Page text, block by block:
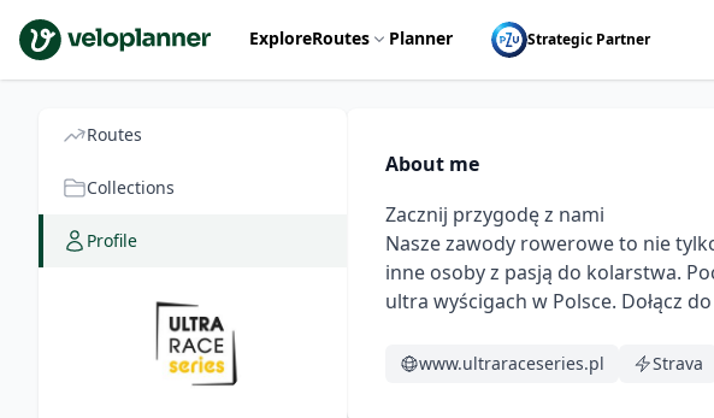
VeloPlanner ExploreRoutes Planner Strategic Partner
Routes
Collections
Profile
About me
Zacznij przygodę z nami
Nasze zawody rowerowe to nie
inne osoby z pasją do kolarstwa.
ultra wyścigach w Polsce. Dołącz
www.ultraraceseries.pl Strava